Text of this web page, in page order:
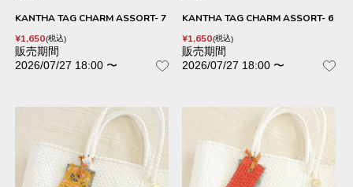
KANTHA TAG CHARM ASSORT- 7
¥1,650 税込
販売期間
2026/07/27 18:00 〜
KANTHA TAG CHARM ASSORT- 6
¥1,650 税込
販売期間
2026/07/27 18:00 〜